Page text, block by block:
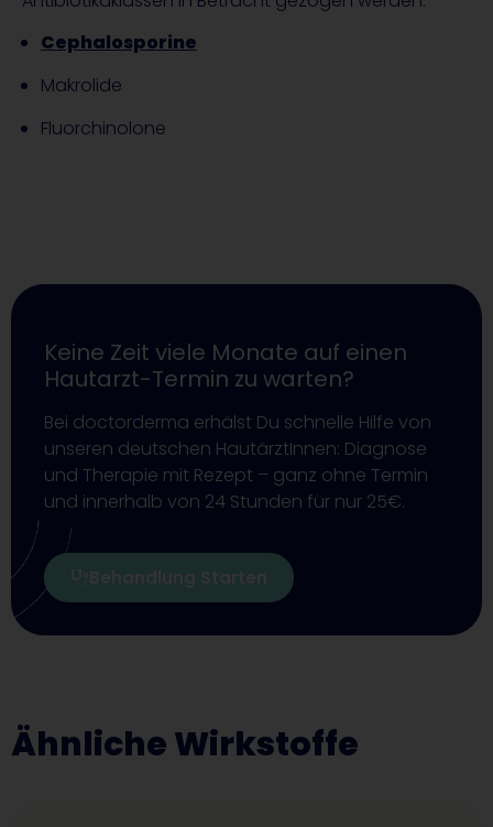
Cephalosporine
Makrolide
Fluorchinolone
Keine Zeit viele Monate auf einen
Hautarzt-Termin zu warten?
Bei doctorderma erhälst Du schnelle Hilfe von
unseren deutschen HautärztInnen: Diagnose
und Therapie mit Rezept – ganz ohne Termin
und innerhalb von 24 Stunden für nur 25€.
Behandlung Starten
Ähnliche Wirkstoffe